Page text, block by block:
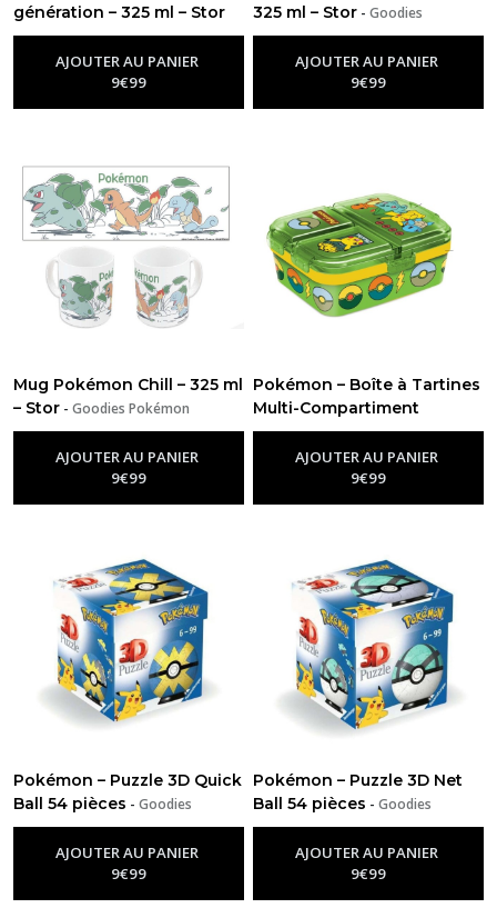
génération – 325 ml – Stor
-Goodies Pokémon
AJOUTER AU PANIER
9€99
325 ml – Stor -Goodies
Pokémon
AJOUTER AU PANIER
9€99
Mug Pokémon Chill – 325 ml
– Stor - Goodies Pokémon
AJOUTER AU PANIER
9€99
Pokémon – Boîte à Tartines
Multi-Compartiment
Pikachu-Goodies Pokémon
AJOUTER AU PANIER
9€99
Pokémon – Puzzle 3D Quick
Ball 54 pièces - Goodies
Pokémon
AJOUTER AU PANIER
9€99
Pokémon – Puzzle 3D Net
Ball 54 pièces -Goodies
Pokémon
AJOUTER AU PANIER
9€99